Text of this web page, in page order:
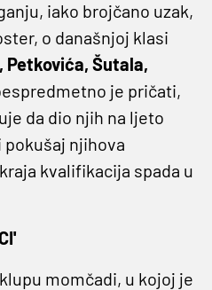
iako brojčano uzak,
o današnjoj klasi
Petkovića, Šutala,
je pričati,
da dio njih na ljeto
pokušaj njihova
kvalifikacija spada u
momčadi, u kojoj je